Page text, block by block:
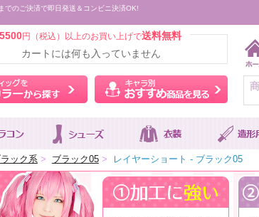
でのご決済で即日発送＆コンビニ決済OK!
5500円（税込）以上のお買い上げで送料無料
カートには何も入っていません
ウィッグをカラーから探す キャ
ック系 > ブラック05 > レイヤーショート - ブラック05